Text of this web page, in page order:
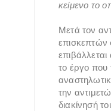
κείμενο το
Μετά τον
επισκεπτών
το έργο που
την
διακίνησή